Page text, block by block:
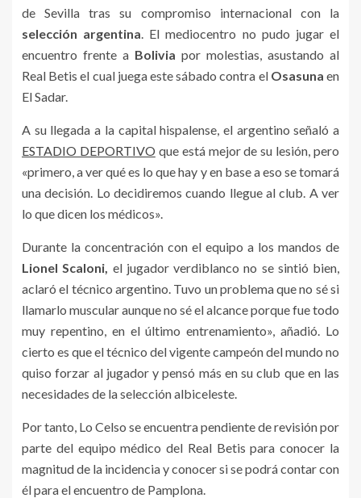
de Sevilla tras su compromiso internacional con la
selección argentina. El mediocentro no pudo jugar el
encuentro frente a Bolivia por molestias, asustando al
Real Betis el cual juega este sábado contra el Osasuna en
El Sadar.
A su llegada a la capital hispalense, el argentino señaló a
ESTADIO DEPORTIVO que está mejor de su lesión, pero
«primero, a ver qué es lo que hay y en base a eso se tomará
una decisión. Lo decidiremos cuando llegue al club. A ver
lo que dicen los médicos».
Durante la concentración con el equipo a los mandos de
Lionel Scaloni, el jugador verdiblanco no se sintió bien,
aclaró el técnico argentino. Tuvo un problema que no sé si
llamarlo muscular aunque no sé el alcance porque fue todo
muy repentino, en el último entrenamiento», añadió. Lo
cierto es que el técnico del vigente campeón del mundo no
quiso forzar al jugador y pensó más en su club que en las
necesidades de la selección albiceleste.
Por tanto, Lo Celso se encuentra pendiente de revisión por
parte del equipo médico del Real Betis para conocer la
magnitud de la incidencia y conocer si se podrá contar con
él para el encuentro de Pamplona.